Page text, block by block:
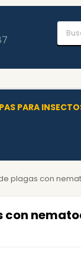
PARA
plagas con